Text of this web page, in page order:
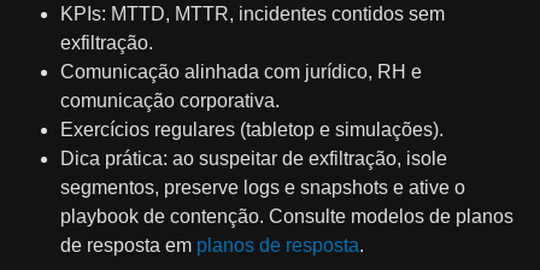
KPIs: MTTD, MTTR, incidentes contidos sem
exfiltração.
Comunicação alinhada com jurídico, RH e
comunicação corporativa.
Exercícios regulares (tabletop e simulações).
Dica prática: ao suspeitar de exfiltração, isole
segmentos, preserve logs e snapshots e ative o
playbook de contenção. Consulte modelos de planos
de resposta em planos de resposta.